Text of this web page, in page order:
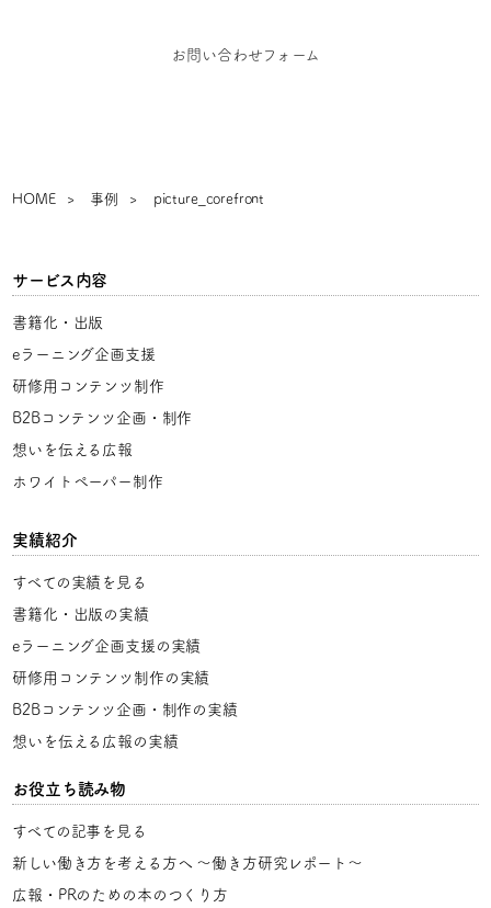
お問い合わせフォーム
HOME 事例 picture_corefront
サービス内容
書籍化・出版
eラーニング企画支援
研修用コンテンツ制作
B2Bコンテンツ企画・制作
想いを伝える広報
ホワイトペーパー制作
実績紹介
すべての実績を見る
書籍化・出版の実績
eラーニング企画支援の実績
研修用コンテンツ制作の実績
B2Bコンテンツ企画・制作の実績
想いを伝える広報の実績
お役立ち読み物
すべての記事を見る
新しい働き方を考える方へ 〜働き方研究レポート〜
広報・PRのための本のつくり方